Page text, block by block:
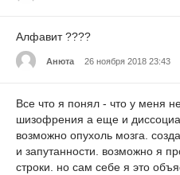
Алфавит ????
Анюта 26 ноября 2018 23:43
Все что я понял - что у меня
шизофрения а еще и
возможно опухоль мозга.
и запутанности. возможно я
строки. но сам себе я это